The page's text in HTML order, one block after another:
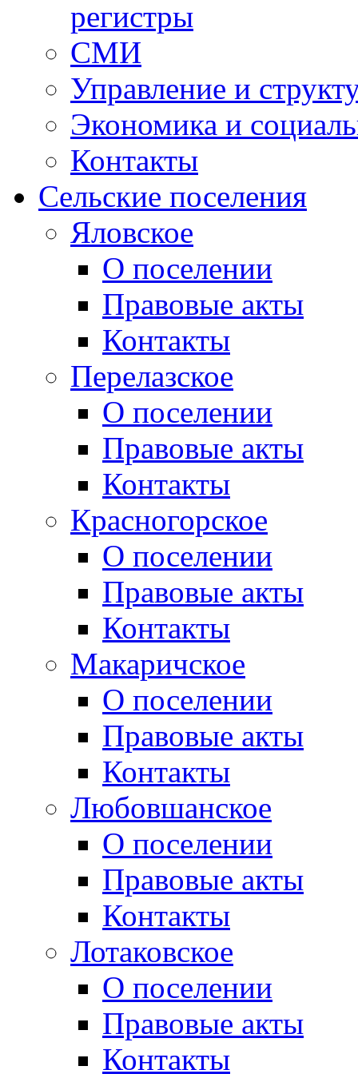
регистры
СМИ
Управление и
Экономика и
Контакты
Сельские поселения
Яловское
О поселении
Правовые акты
Контакты
Перелазское
О поселении
Правовые акты
Контакты
Красногорское
О поселении
Правовые акты
Контакты
Макаричское
О поселении
Правовые акты
Контакты
Любовшанское
О поселении
Правовые акты
Контакты
Лотаковское
О поселении
Правовые акты
Контакты